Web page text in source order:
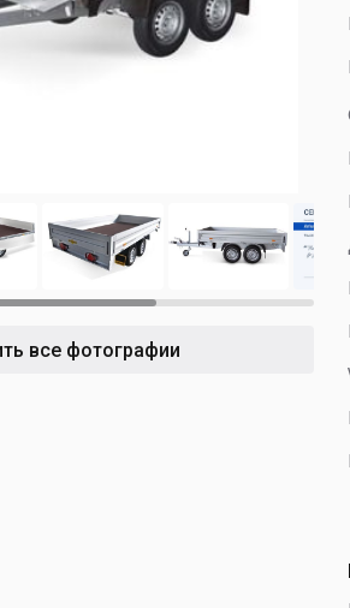
все фотографии